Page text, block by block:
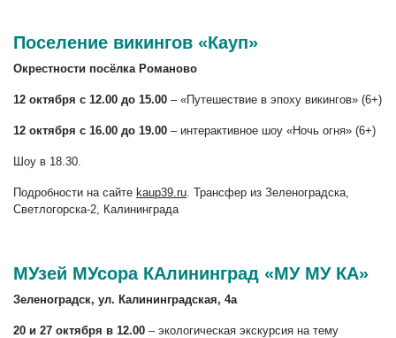
Поселение викингов «Кауп»
Окрестности посёлка Романово
12 октября с 12.00 до 15.00 – «Путешествие в эпоху викингов» (6+)
12 октября с 16.00 до 19.00 – интерактивное шоу «Ночь огня» (6+)
Шоу в 18.30.
Подробности на сайте kaup39.ru . Трансфер из Зеленоградска,
Светлогорска-2, Калининграда
МУзей МУсора КАлининград «МУ МУ КА»
Зеленоградск, ул. Калининградская, 4а
20 и 27 октября в 12.00 – экологическая экскурсия на тему